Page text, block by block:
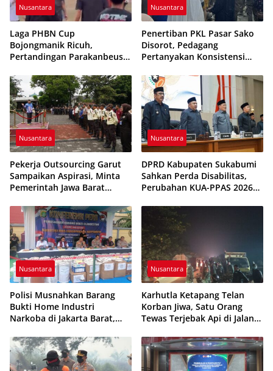
Nusantara
Laga PHBN Cup
Bojongmanik Ricuh,
Pertandingan Parakanbeusi
Dihentikan
Nusantara
Penertiban PKL Pasar Sako
Disorot, Pedagang
Pertanyakan Konsistensi
Pungutan
Nusantara
Pekerja Outsourcing Garut
Sampaikan Aspirasi, Minta
Pemerintah Jawa Barat
Nusantara
DPRD Kabupaten Sukabumi
Sahkan Perda Disabilitas,
Perubahan KUA-PPAS 2026
Nusantara
Polisi Musnahkan Barang
Bukti Home Industri
Narkoba di Jakarta Barat,
Beredar
Nusantara
Karhutla Ketapang Telan
Korban Jiwa, Satu Orang
Tewas Terjebak Api di Jalan